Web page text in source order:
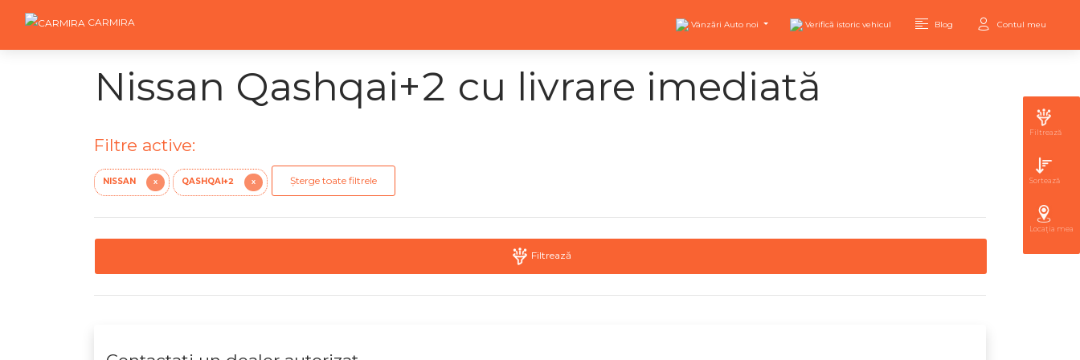
CARMIRA Vânzări Auto noi Verifică istoric vehicul Blog Contul meu
Nissan Qashqai+2 cu livrare imediată
Filtre active:
NISSAN X QASHQAI+2 X Șterge toate filtrele
Filtrează
Filtrează
Sortează
Locația mea